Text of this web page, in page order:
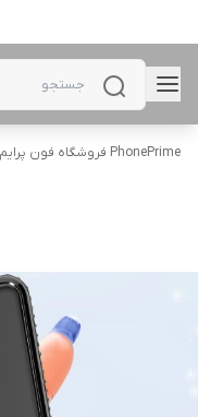
PhonePrime فروشگاه فون پرایم